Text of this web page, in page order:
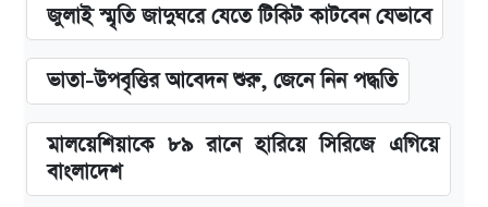
জুলাই স্মৃতি জাদুঘরে যেতে টিকিট কাটবেন যেভাবে
ভাতা-উপবৃত্তির আবেদন শুরু, জেনে নিন পদ্ধতি
মালয়েশিয়াকে ৮৯ রানে হারিয়ে সিরিজে এগিয়ে
বাংলাদেশ